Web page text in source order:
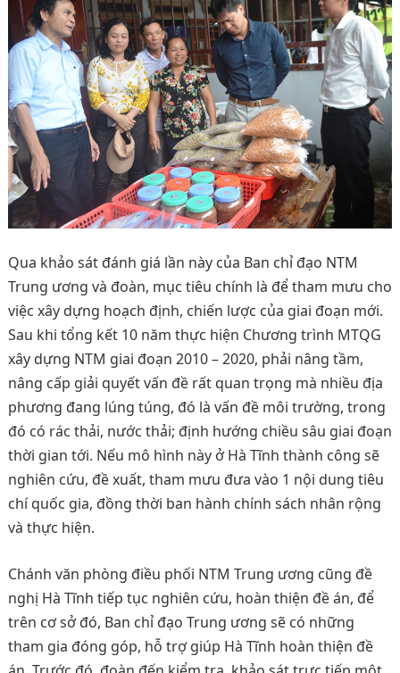
Qua khảo sát đánh giá lần này của Ban chỉ đạo NTM
Trung ương và đoàn, mục tiêu chính là để tham mưu cho
việc xây dựng hoạch định, chiến lược của giai đoạn mới.
Sau khi tổng kết 10 năm thực hiện Chương trình MTQG
xây dựng NTM giai đoạn 2010 – 2020, phải nâng tầm,
nâng cấp giải quyết vấn đề rất quan trọng mà nhiều địa
phương đang lúng túng, đó là vấn đề môi trường, trong
đó có rác thải, nước thải; định hướng chiều sâu giai đoạn
thời gian tới. Nếu mô hình này ở Hà Tĩnh thành công sẽ
nghiên cứu, đề xuất, tham mưu đưa vào 1 nội dung tiêu
chí quốc gia, đồng thời ban hành chính sách nhân rộng
và thực hiện.
Chánh văn phòng điều phối NTM Trung ương cũng đề
nghị Hà Tĩnh tiếp tục nghiên cứu, hoàn thiện đề án, để
trên cơ sở đó, Ban chỉ đạo Trung ương sẽ có những
tham gia đóng góp, hỗ trợ giúp Hà Tĩnh hoàn thiện đề